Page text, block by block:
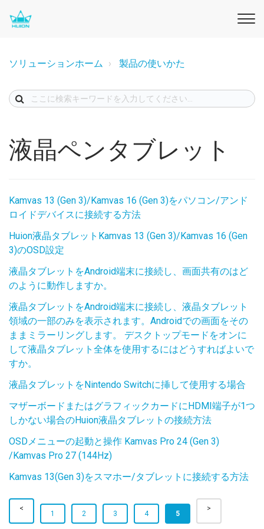
ソリューションホーム 製品の使いかた
液晶ペンタブレット
Kamvas 13 (Gen 3)/Kamvas 16 (Gen 3)をパソコン/アンド
ロイドデバイスに接続する方法
Huion液晶タブレットKamvas 13 (Gen 3)/Kamvas 16 (Gen
3)のOSD設定
液晶タブレットをAndroid端末に接続し、画面共有のはど
のように動作しますか。
液晶タブレットをAndroid端末に接続し、液晶タブレット
領域の一部のみを表示されます。Androidでの画面をその
ままミラーリングします。 デスクトップモードをオンに
して液晶タブレット全体を使用するにはどうすればよいで
すか。
液晶タブレットをNintendo Switchに挿して使用する場合
マザーボードまたはグラフィックカードにHDMI端子が1つ
しかない場合のHuion液晶タブレットの接続方法
OSDメニューの起動と操作 Kamvas Pro 24 (Gen 3)
/Kamvas Pro 27 (144Hz)
Kamvas 13(Gen 3)をスマホー/タブレットに接続する方法
1 2 3 4 5